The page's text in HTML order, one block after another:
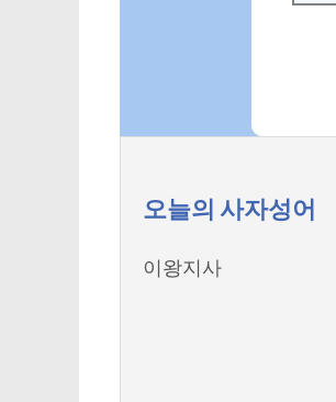
오늘의 사자성어
이왕지사